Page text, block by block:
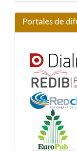
Portales de